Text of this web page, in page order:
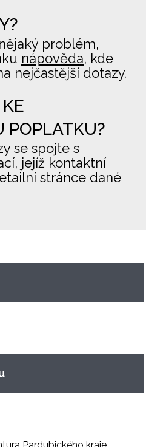
problém,
nápověda, kde
nejčastější dotazy.
POPLATKU?
se spojte s
jejíž kontaktní
stránce dané